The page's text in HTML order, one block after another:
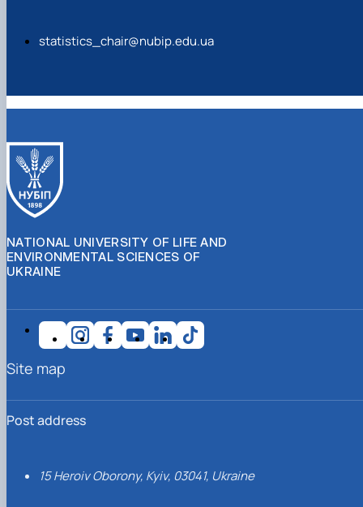
statistics_chair@nubip.edu.ua
NATIONAL UNIVERSITY OF LIFE AND
ENVIRONMENTAL SCIENCES OF
UKRAINE
Post address
15 Heroiv Oborony, Kyiv, 03041, Ukraine
Site map